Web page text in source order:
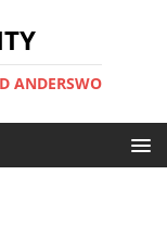
ANDERSWO